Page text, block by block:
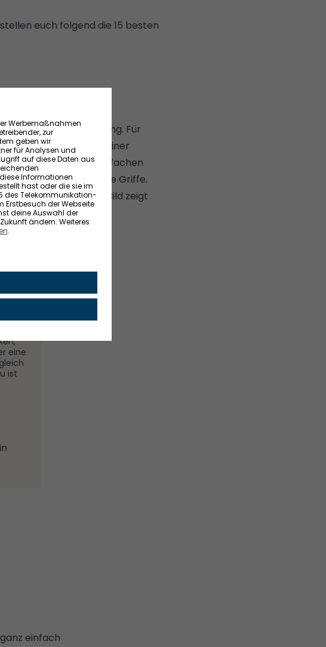
euch folgend die 15 besten
in jede Wohnung. Für
müsst ihr euch mit einer
Kommode mit einfachen
ganz individuelle Griffe.
Folgendes Instagram-Bild zeigt
zur
eine
ist
einfach